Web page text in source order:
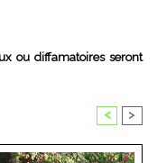
ou diffamatoires seront
< >